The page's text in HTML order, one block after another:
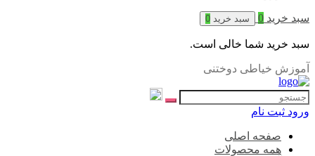
سبد خرید 0 سبد خرید 0
سبد خرید شما خالی است.
آموزش خیاطی دوختنی
ورود ثبت نام
صفحه اصلی
همه محصولات